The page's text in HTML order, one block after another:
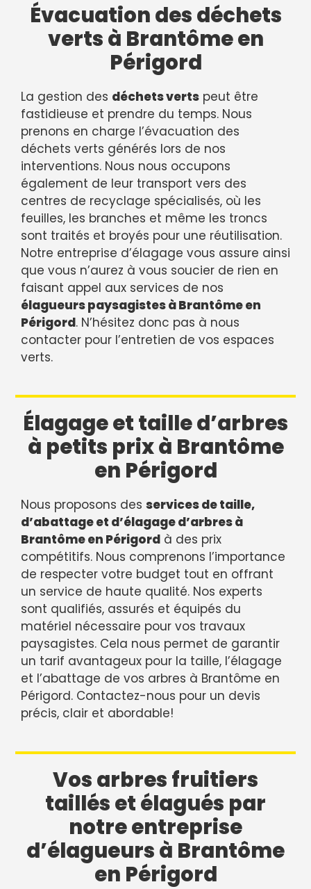
Évacuation des déchets
verts à Brantôme en
Périgord
La gestion des déchets verts peut être
fastidieuse et prendre du temps. Nous
prenons en charge l’évacuation des
déchets verts générés lors de nos
interventions. Nous nous occupons
également de leur transport vers des
centres de recyclage spécialisés, où les
feuilles, les branches et même les troncs
sont traités et broyés pour une réutilisation.
Notre entreprise d’élagage vous assure ainsi
que vous n’aurez à vous soucier de rien en
faisant appel aux services de nos
élagueurs paysagistes à Brantôme en
Périgord. N’hésitez donc pas à nous
contacter pour l’entretien de vos espaces
verts.
Élagage et taille d’arbres
à petits prix à Brantôme
en Périgord
Nous proposons des services de taille,
d’abattage et d’élagage d’arbres à
Brantôme en Périgord à des prix
compétitifs. Nous comprenons l’importance
de respecter votre budget tout en offrant
un service de haute qualité. Nos experts
sont qualifiés, assurés et équipés du
matériel nécessaire pour vos travaux
paysagistes. Cela nous permet de garantir
un tarif avantageux pour la taille, l’élagage
et l’abattage de vos arbres à Brantôme en
Périgord. Contactez-nous pour un devis
précis, clair et abordable!
Vos arbres fruitiers
taillés et élagués par
notre entreprise
d’élagueurs à Brantôme
en Périgord